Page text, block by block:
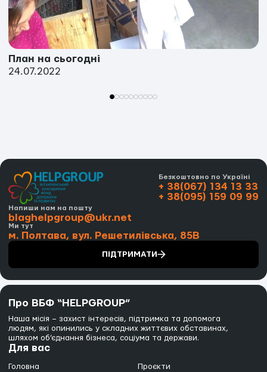
План на сьогодні
24.07.2022
Безкоштовно по Україні
+ 38(067) 134 13 33
+ 38(095) 159 09 99
Напиши нам на пошту
blaghelpgroup@ukr.net
Ми тут
м. Полтава, вул. Решетилівська, 85В
ПІДТРИМАТИ
Про ВБФ “HELPGROUP”
Наша місія – захист інтересів, підтримка та допомога
людям, які опинились у складних життєвих обставинах,
шляхом об’єднання бізнеса, соціума та держави.
Для вас
Головна Проєкти